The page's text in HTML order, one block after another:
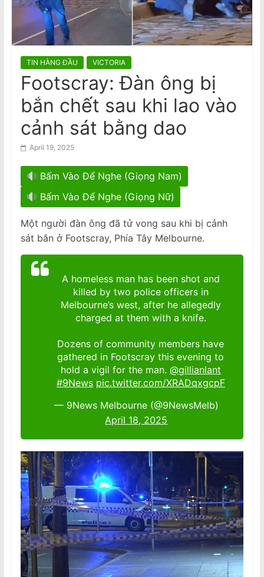
a
m
s
e
N
w
s
p
a
p
r
gia tăng trò xét xử hình sự vắng
TIN HÀNG ĐẦU VICTORIA
Footscray: Đàn ông bị
bắn chết sau khi lao vào
cảnh sát bằng dao
April 19, 2025
Bấm Vào Để Nghe (Giọng Nam)
Bấm Vào Để Nghe (Giọng Nữ)
Một người đàn ông đã tử vong sau khi bị cảnh
sát bắn ở Footscray, Phía Tây Melbourne.
A homeless man has been shot and
killed by two police officers in
Melbourne’s west, after he allegedly
charged at them with a knife.
Dozens of community members have
gathered in Footscray this evening to
hold a vigil for the man. @gillianlant
#9News pic.twitter.com/XRADqxgcpF
— 9News Melbourne (@9NewsMelb)
April 18, 2025